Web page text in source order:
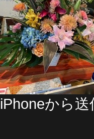
iPhoneから送